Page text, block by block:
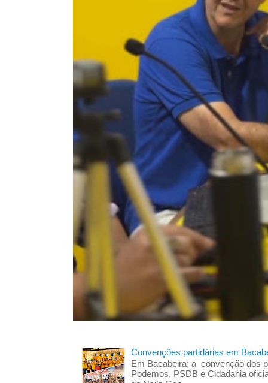
Convenções partidárias em
Em Bacabeira; a convenção dos
Podemos, PSDB e Cidadania